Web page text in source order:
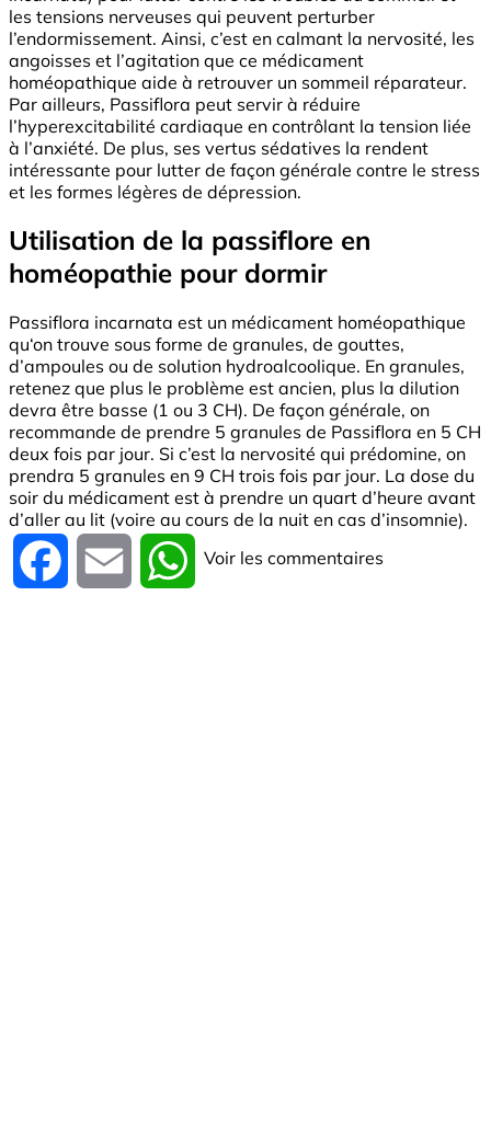
les tensions nerveuses qui peuvent perturber
l’endormissement. Ainsi, c’est en calmant la nervosité, les
angoisses et l’agitation que ce médicament
homéopathique aide à retrouver un sommeil réparateur.
Par ailleurs, Passiflora peut servir à réduire
l’hyperexcitabilité cardiaque en contrôlant la tension liée
à l’anxiété. De plus, ses vertus sédatives la rendent
intéressante pour lutter de façon générale contre le stress
et les formes légères de dépression.
Utilisation de la passiflore en
homéopathie pour dormir
Passiflora incarnata est un médicament homéopathique
qu‘on trouve sous forme de granules, de gouttes,
d’ampoules ou de solution hydroalcoolique. En granules,
retenez que plus le problème est ancien, plus la dilution
devra être basse (1 ou 3 CH). De façon générale, on
recommande de prendre 5 granules de Passiflora en 5 CH
deux fois par jour. Si c’est la nervosité qui prédomine, on
prendra 5 granules en 9 CH trois fois par jour. La dose du
soir du médicament est à prendre un quart d’heure avant
d’aller au lit (voire au cours de la nuit en cas d’insomnie).
Facebook Email WhatsApp
Voir les commentaires